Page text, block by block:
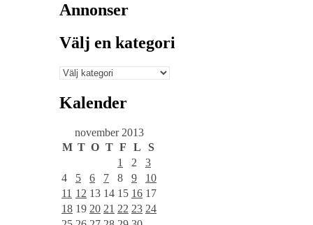
Annonser
Välj en kategori
Välj
kategori
Kalender
november 2013
M T O T F L
S
1
2
3
4
5 6 7 8 9
10
11 12 13 14 15 16 17
18 19 20 21 22 23 24